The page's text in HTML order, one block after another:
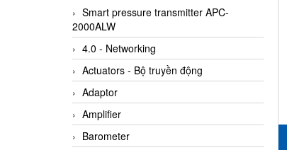
Smart pressure transmitter APC-
2000ALW
4.0 - Networking
Actuators - Bộ truyền động
Adaptor
Amplifier
Barometer